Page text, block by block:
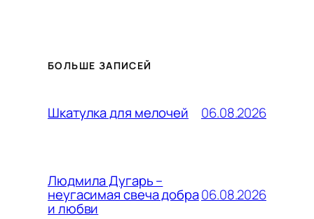
БОЛЬШЕ ЗАПИСЕЙ
Шкатулка для мелочей 06.08.2026
Людмила Дугарь –
неугасимая свеча добра
и любви
06.08.2026